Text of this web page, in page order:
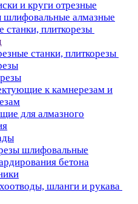
и круги отрезные
алмазные
станки, плиткорезы
станки, плиткорезы
к камнерезам и
для алмазного
шлифовальные
бетона
шланги и рукава